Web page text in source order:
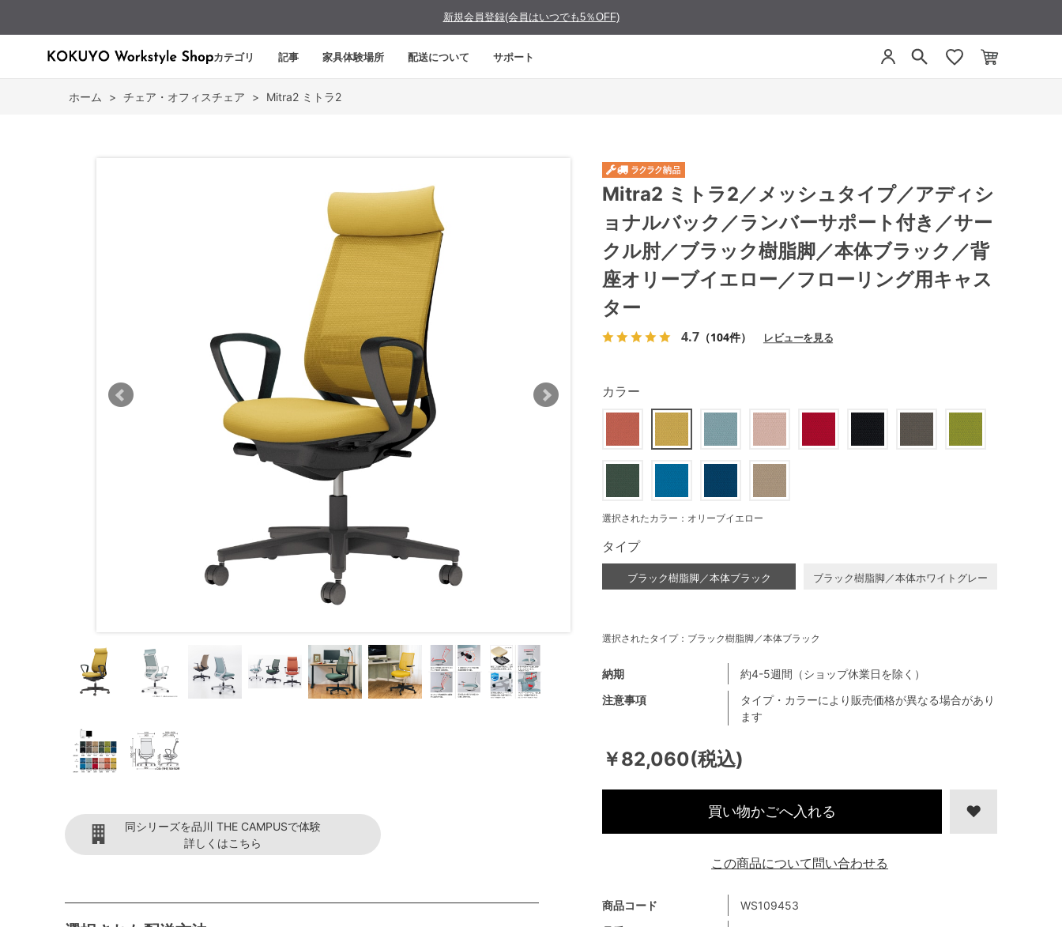
新規会員登録(会員はいつでも5％OFF)
カテゴリ 記事 家具体験場所 配送について サポート
ホーム > チェア・オフィスチェア > Mitra2 ミトラ2
同シリーズを品川 THE CAMPUSで体験
詳しくはこちら
Mitra2 ミトラ2／メッシュタイプ／アディシ
ョナルバック／ランバーサポート付き／サー
クル肘／ブラック樹脂脚／本体ブラック／背
座オリーブイエロー／フローリング用キャス
ター
4.7 （104件） レビューを見る
￥82,060(税込)
商品コード
WS109453
注意事項
タイプ・カラーにより販売価格が異なる場合があり
ます
納期 約4-5週間（ショップ休業日を除く）
カラー
選択されたカラー：オリーブイエロー
タイプ
ブラック樹脂脚／本体ブラック ブラック樹脂脚／本体ホワイトグレー
選択されたタイプ：ブラック樹脂脚／本体ブラック
買い物かごへ入れる
この商品について問い合わせる